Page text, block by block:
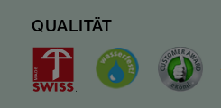
QUALITÄT